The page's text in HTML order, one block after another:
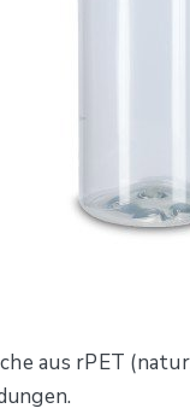
aus rPET